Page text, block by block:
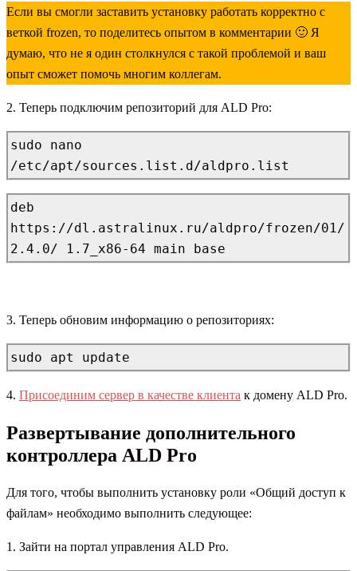
Если вы смогли заставить установку работать корректно с
веткой frozen, то поделитесь опытом в комментарии 🙂 Я
думаю, что не я один столкнулся с такой проблемой и ваш
опыт сможет помочь многим коллегам.
2. Теперь подключим репозиторий для ALD Pro:
sudo nano
/etc/apt/sources.list.d/aldpro.list
deb
https://dl.astralinux.ru/aldpro/frozen/01/
2.4.0/ 1.7_x86-64 main base
3. Теперь обновим информацию о репозиториях:
sudo apt update
4. Присоединим сервер в качестве клиента к домену ALD Pro.
Развертывание дополнительного
контроллера ALD Pro
Для того, чтобы выполнить установку роли «Общий доступ к
файлам» необходимо выполнить следующее:
1. Зайти на портал управления ALD Pro.